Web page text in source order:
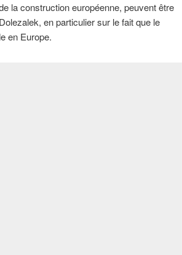
la construction européenne, peuvent être
en particulier sur le fait que le
en Europe.